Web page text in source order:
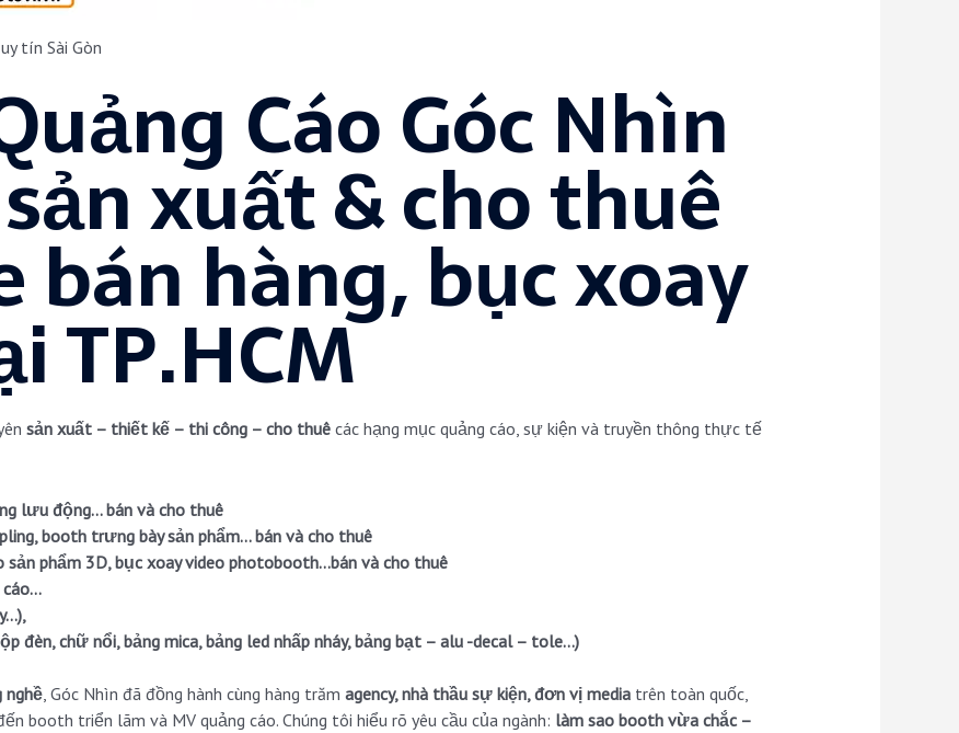
tín Sài Gòn
Cáo Góc Nhìn
xuất & cho thuê
bán hàng, bục xoay
TP.HCM
sản xuất – thiết kế – thi công – cho thuêcác hạng mục quảng cáo, sự kiện và truyền thông thực tế
lưu động… bán và cho thuê
booth trưng bày sản phẩm… bán và cho thuê
sản phẩm 3D, bục xoay video photobooth…bán và cho thuê
cáo…
đèn, chữ nổi, bảng mica, bảng led nhấp nháy, bảng bạt – alu -decal – tole…)
nghề, Góc Nhìn đã đồng hành cùng hàng trăm agency, nhà thầu sự kiện, đơn vị mediatrên toàn quốc,
booth triển lãm và MV quảng cáo. Chúng tôi hiểu rõ yêu cầu của ngành: làm sao booth vừa chắc –